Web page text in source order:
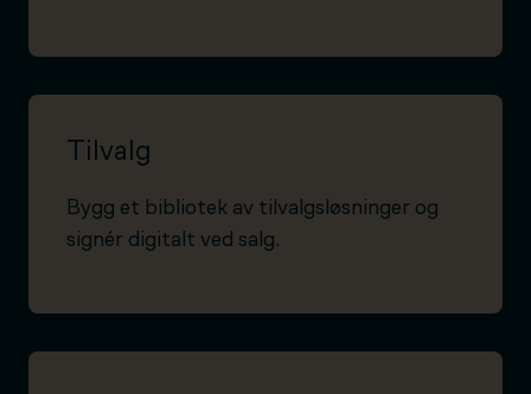
Tilvalg
Bygg et bibliotek av tilvalgsløsninger og
signér digitalt ved salg.